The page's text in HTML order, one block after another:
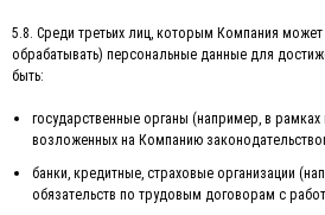
5.8. Среди третьих лиц, которым Компания может
обрабатывать) персональные данные для
быть:
государственные органы (например, в рамках
возложенных на Компанию
банки, кредитные, страховые организации
обязательств по трудовым договорам с